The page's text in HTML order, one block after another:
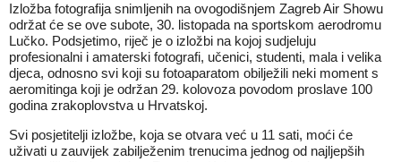
Izložba fotografija snimljenih na ovogodišnjem Zagreb Air Showu
održat će se ove subote, 30. listopada na sportskom aerodromu
Lučko. Podsjetimo, riječ je o izložbi na kojoj sudjeluju
profesionalni i amaterski fotografi, učenici, studenti, mala i velika
djeca, odnosno svi koji su fotoaparatom obilježili neki moment s
aeromitinga koji je održan 29. kolovoza povodom proslave 100
godina zrakoplovstva u Hrvatskoj.
Svi posjetitelji izložbe, koja se otvara već u 11 sati, moći će
uživati u zauvijek zabilježenim trenucima jednog od najljepših